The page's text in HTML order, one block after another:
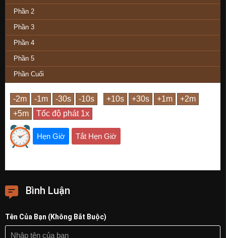
Phần 2
Phần 3
Phần 4
Phần 5
Phần Cuối
Hẹn Giờ Tắt Hẹn Giờ
Bình Luận
Tên Của Bạn (Không Bắt Buộc)